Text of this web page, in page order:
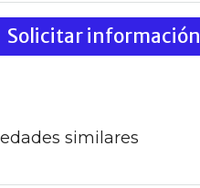
Solicitar información
similares